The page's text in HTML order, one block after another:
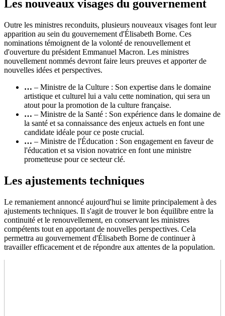
Les nouveaux visages du gouvernement
Outre les ministres reconduits, plusieurs nouveaux visages font leur
apparition au sein du gouvernement d'Élisabeth Borne. Ces
nominations témoignent de la volonté de renouvellement et
d'ouverture du président Emmanuel Macron. Les ministres
nouvellement nommés devront faire leurs preuves et apporter de
nouvelles idées et perspectives.
… – Ministre de la Culture : Son expertise dans le domaine
artistique et culturel lui a valu cette nomination, qui sera un
atout pour la promotion de la culture française.
… – Ministre de la Santé : Son expérience dans le domaine de
la santé et sa connaissance des enjeux actuels en font une
candidate idéale pour ce poste crucial.
… – Ministre de l'Éducation : Son engagement en faveur de
l'éducation et sa vision novatrice en font une ministre
prometteuse pour ce secteur clé.
Les ajustements techniques
Le remaniement annoncé aujourd'hui se limite principalement à des
ajustements techniques. Il s'agit de trouver le bon équilibre entre la
continuité et le renouvellement, en conservant les ministres
compétents tout en apportant de nouvelles perspectives. Cela
permettra au gouvernement d'Élisabeth Borne de continuer à
travailler efficacement et de répondre aux attentes de la population.